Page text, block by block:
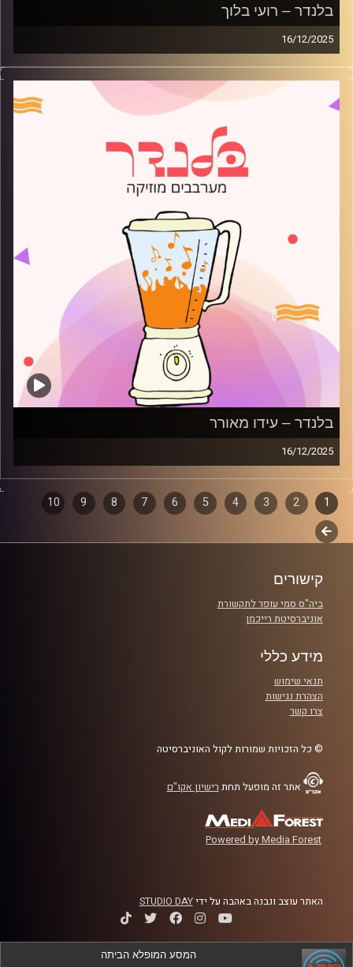
בלנדר – רועי בלוך
16/12/2025
מוזיקה רגועה לפתוח איתה את הבוקר בהגשת רועי בלוך
קרדיט תמונות:
AudioVersity
בלנדר – עידו מאורר
16/12/2025
מוזיקה קצבית חדשה עם עידו מאורר
קרדיט תמונות:AudioVersity
דפדוף
פרקים
1
2
3
4
5
6
7
8
9
10
לשלב
קישורים
ביה"ס סמי עופר לתקשורת
אוניברסיטת רייכמן
מידע כללי
תנאי שימוש
הצהרת נגישות
צרו קשר
© כל הזכויות שמורות לקול האוניברסיטה
אתר זה מופעל תחת רישיון אקו"ם
Powered by Media Forest
האתר עוצב ונבנה באהבה על ידיSTUDIO DAY
המסע המופלא הביתה